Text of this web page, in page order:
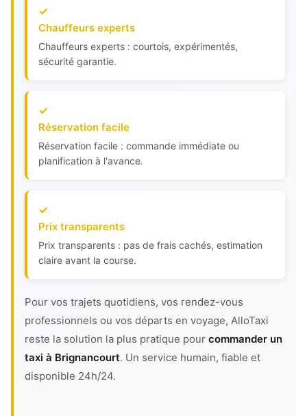
Chauffeurs experts
Chauffeurs experts : courtois, expérimentés,
sécurité garantie.
Réservation facile
Réservation facile : commande immédiate ou
planification à l'avance.
Prix transparents
Prix transparents : pas de frais cachés, estimation
claire avant la course.
Pour vos trajets quotidiens, vos rendez-vous
professionnels ou vos départs en voyage, AlloTaxi
reste la solution la plus pratique pour commander un
taxi à Brignancourt. Un service humain, fiable et
disponible 24h/24.